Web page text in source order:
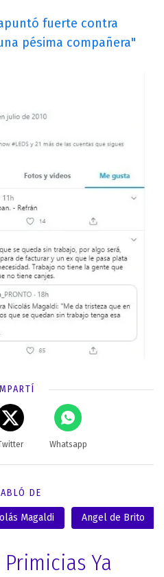
fuerte contra
pésima compañera"
Whatsapp
DE
Magaldi Angel de Brito
Ya